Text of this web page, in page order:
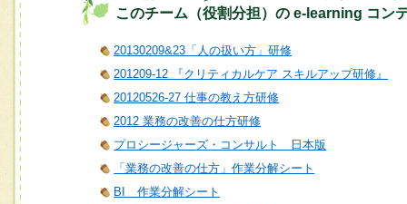
このチーム（役割分担）の e-learning コン
20130209&23「人の扱い方」研修
201209-12 『クリティカルケア スキルアップ研修』
20120526-27 仕事の教え方研修
2012 業務の改善の仕方研修
プロシージャーズ・コンサルト 日本版
「業務の改善の仕方」作業分解シート
BI 作業分解シート